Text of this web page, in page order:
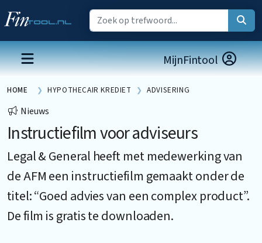
MijnFintool
HOME HYPOTHECAIR KREDIET ADVISERING
Nieuws
Instructiefilm voor adviseurs
Legal & General heeft met medewerking van
de AFM een instructiefilm gemaakt onder de
titel: “Goed advies van een complex product”.
De film is gratis te downloaden.